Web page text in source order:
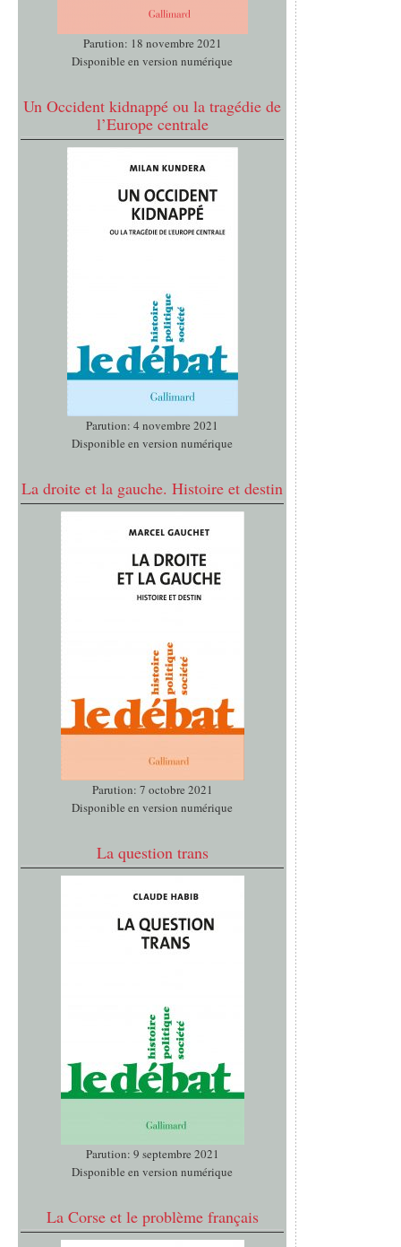
Parution: 18 novembre 2021
Disponible en version numérique
Un Occident kidnappé ou la tragédie de
l’Europe centrale
Parution: 4 novembre 2021
Disponible en version numérique
La droite et la gauche. Histoire et destin
Parution: 7 octobre 2021
Disponible en version numérique
La question trans
Parution: 9 septembre 2021
Disponible en version numérique
La Corse et le problème français